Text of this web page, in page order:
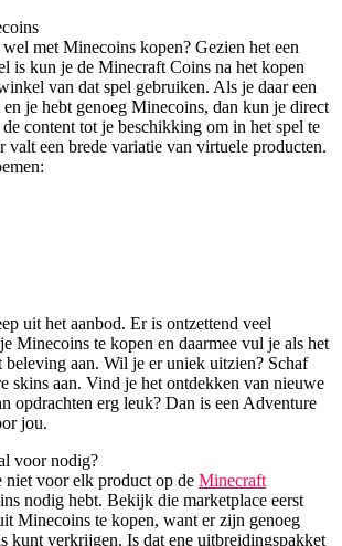
met Minecoins kopen? Gezien het een
is kun je de Minecraft Coins na het kopen
van dat spel gebruiken. Als je daar een
je hebt genoeg Minecoins, dan kun je direct
content tot je beschikking om in het spel te
valt een brede variatie van virtuele producten.
uit het aanbod. Er is ontzettend veel
Minecoins te kopen en daarmee vul je als het
aan. Wil je er uniek uitzien? Schaf
skins aan. Vind je het ontdekken van nieuwe
opdrachten erg leuk? Dan is een Adventure
jou.
voor nodig?
niet voor elk product op de Minecraft
nodig hebt. Bekijk die marketplace eerst
Minecoins te kopen, want er zijn genoeg
kunt verkrijgen. Is dat ene uitbreidingspakket